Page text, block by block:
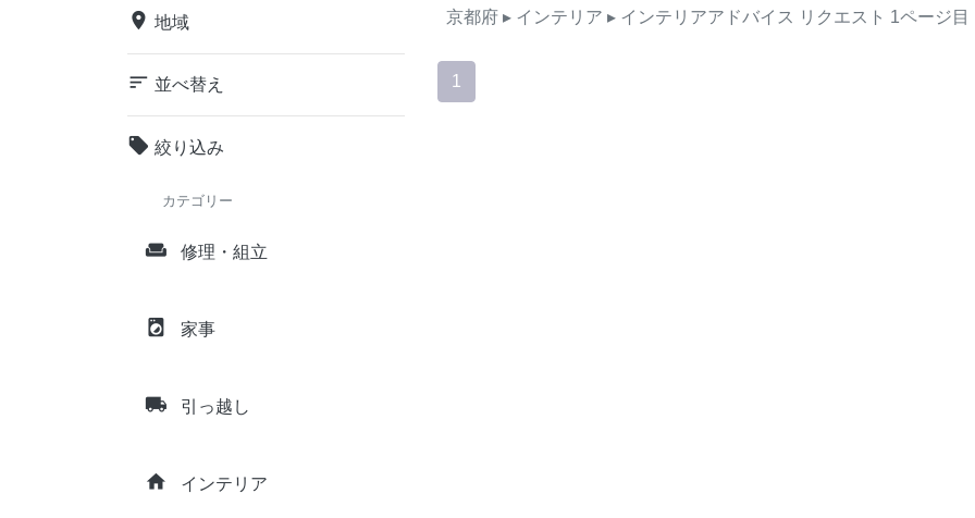
place 地域
sort 並べ替え
local_offer 絞り込み
カテゴリー
weekend 修理・組立
local_laundry_service 家事
local_shipping 引っ越し
home インテリア
京都府 ▸ インテリア ▸ インテリアアドバイス リクエスト 1ページ目
1